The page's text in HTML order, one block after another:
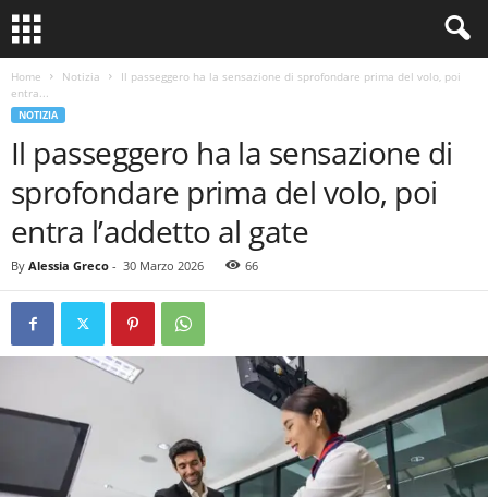
Home Notizia
Il passeggero ha la sensazione di sprofondare prima del volo, poi
entra...
NOTIZIA
Il passeggero ha la sensazione di
sprofondare prima del volo, poi
entra l’addetto al gate
By Alessia Greco - 30 Marzo 2026 66